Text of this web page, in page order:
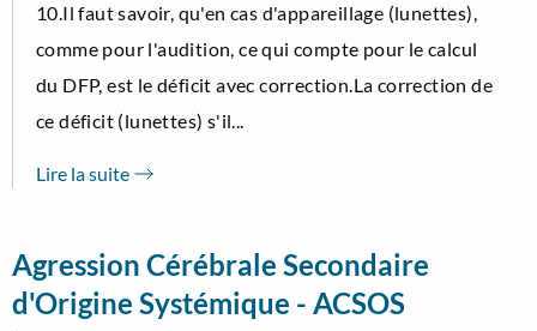
10.Il faut savoir, qu'en cas d'appareillage (lunettes),
comme pour l'audition, ce qui compte pour le calcul
du DFP, est le déficit avec correction.La correction de
ce déficit (lunettes) s'il...
Lire la suite
Agression Cérébrale Secondaire
d'Origine Systémique - ACSOS